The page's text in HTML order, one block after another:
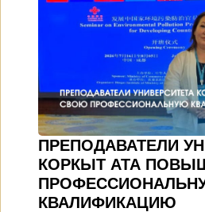
ПРЕПОДАВАТЕЛИ
КОРКЫТ АТА
КВАЛИФИКАЦИЮ